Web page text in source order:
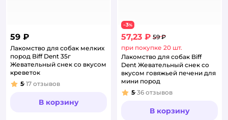
59 ₽
Лакомство для собак мелких
пород Biff Dent 35г
Жевательный снек со вкусом
креветок
Рейтинг:
5 17 отзывов
В корзину
−3%
57,23 ₽ 59 ₽
при покупке 20 шт.
Лакомство для собак Biff
Dent Жевательный снек со
вкусом говяжьей печени для
мини пород
Рейтинг:
5 36 отзывов
В корзину